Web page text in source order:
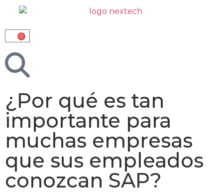
0
¿Por qué es tan
importante para
muchas empresas
que sus empleados
conozcan SAP?